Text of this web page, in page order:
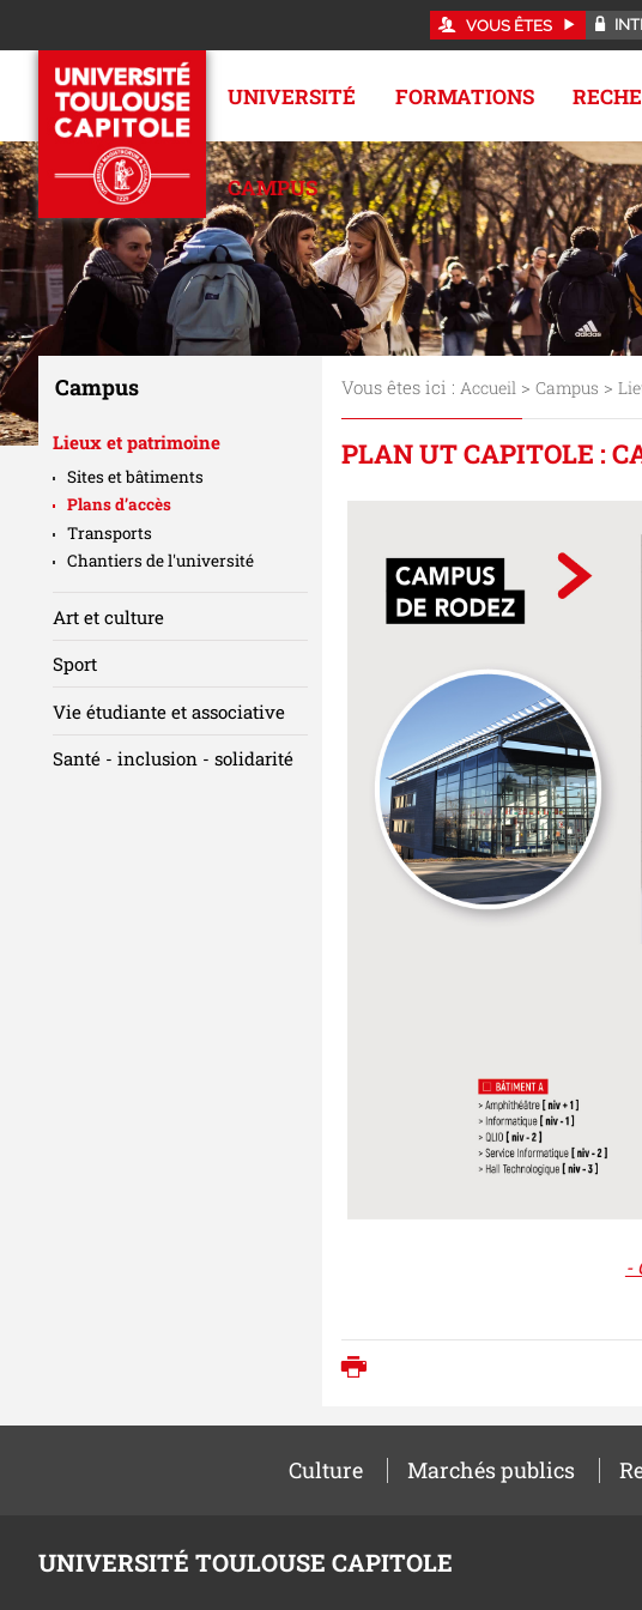
VOUS ÊTES
UNIVERSITÉ FORMATIONS
CAMPUS
Vous êtes ici : Accueil> Campus >
PLAN UT CAPITOLE :
-
Campus
Lieux et patrimoine
Sites et bâtiments
Plans d’accès
Transports
Chantiers de l'université
Art et culture
Sport
Vie étudiante et associative
Santé - inclusion - solidarité
Culture Marchés publics
UNIVERSITÉ TOULOUSE CAPITOLE